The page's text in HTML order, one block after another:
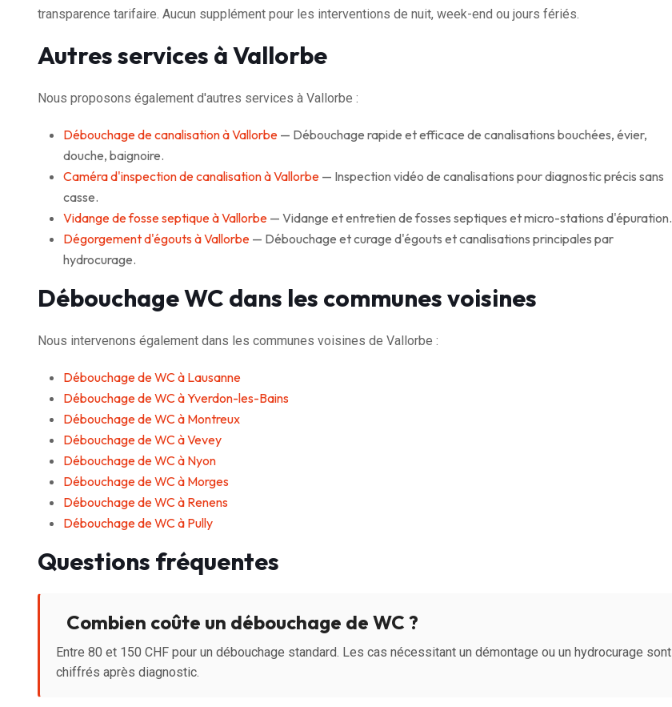
transparence tarifaire. Aucun supplément pour les interventions de nuit, week-end ou jours fériés.
Autres services à Vallorbe
Nous proposons également d'autres services à Vallorbe :
Débouchage de canalisation à Vallorbe — Débouchage rapide et efficace de canalisations bouchées, évier,
douche, baignoire.
Caméra d'inspection de canalisation à Vallorbe — Inspection vidéo de canalisations pour diagnostic précis sans
casse.
Vidange de fosse septique à Vallorbe — Vidange et entretien de fosses septiques et micro-stations d'épuration.
Dégorgement d'égouts à Vallorbe — Débouchage et curage d'égouts et canalisations principales par
hydrocurage.
Débouchage WC dans les communes voisines
Nous intervenons également dans les communes voisines de Vallorbe :
Débouchage de WC à Lausanne
Débouchage de WC à Yverdon-les-Bains
Débouchage de WC à Montreux
Débouchage de WC à Vevey
Débouchage de WC à Nyon
Débouchage de WC à Morges
Débouchage de WC à Renens
Débouchage de WC à Pully
Questions fréquentes
Combien coûte un débouchage de WC ?
Entre 80 et 150 CHF pour un débouchage standard. Les cas nécessitant un démontage ou un hydrocurage sont
chiffrés après diagnostic.